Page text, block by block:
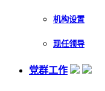
机构设置
现任领导
党群工作